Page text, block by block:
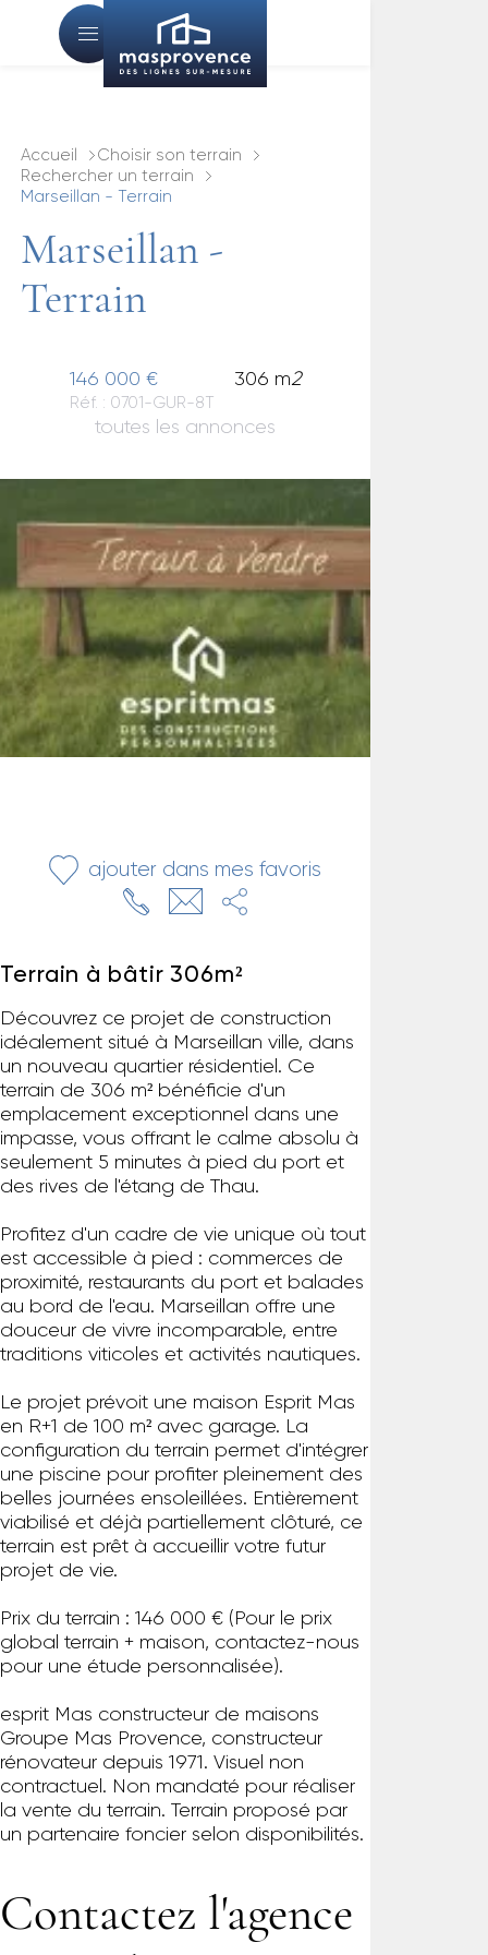
Accueil
Choisir son terrain
Rechercher un terrain
Marseillan - Terrain
Marseillan -
Terrain
146 000 € 306 m2
Réf. : 0701-GUR-8T
toutes les annonces
ajouter dans mes favoris
Terrain à bâtir 306m²
Découvrez ce projet de construction
idéalement situé à Marseillan ville, dans
un nouveau quartier résidentiel. Ce
terrain de 306 m² bénéficie d'un
emplacement exceptionnel dans une
impasse, vous offrant le calme absolu à
seulement 5 minutes à pied du port et
des rives de l'étang de Thau.
Profitez d'un cadre de vie unique où tout
est accessible à pied : commerces de
proximité, restaurants du port et balades
au bord de l'eau. Marseillan offre une
douceur de vivre incomparable, entre
traditions viticoles et activités nautiques.
Le projet prévoit une maison Esprit Mas
en R+1 de 100 m² avec garage. La
configuration du terrain permet d'intégrer
une piscine pour profiter pleinement des
belles journées ensoleillées. Entièrement
viabilisé et déjà partiellement clôturé, ce
terrain est prêt à accueillir votre futur
projet de vie.
Prix du terrain : 146 000 € (Pour le prix
global terrain + maison, contactez-nous
pour une étude personnalisée).
esprit Mas constructeur de maisons
Groupe Mas Provence, constructeur
rénovateur depuis 1971. Visuel non
contractuel. Non mandaté pour réaliser
la vente du terrain. Terrain proposé par
un partenaire foncier selon disponibilités.
Contactez l'agence